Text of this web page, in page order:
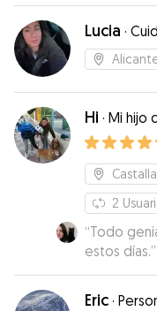
Lucia ·
Hi · Mi hijo
Castalla
2
“Todo
estos días.”
Eric ·